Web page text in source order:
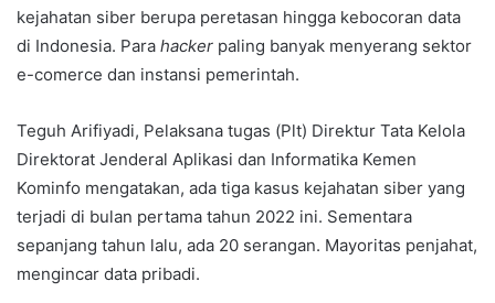
kejahatan siber berupa peretasan hingga kebocoran data
di Indonesia. Para hacker paling banyak menyerang sektor
e-comerce dan instansi pemerintah.
Teguh Arifiyadi, Pelaksana tugas (Plt) Direktur Tata Kelola
Direktorat Jenderal Aplikasi dan Informatika Kemen
Kominfo mengatakan, ada tiga kasus kejahatan siber yang
terjadi di bulan pertama tahun 2022 ini. Sementara
sepanjang tahun lalu, ada 20 serangan. Mayoritas penjahat,
mengincar data pribadi.